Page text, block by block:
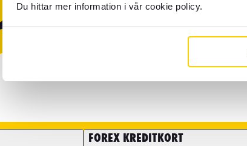
Du hittar mer information i vår cookie policy.
+46 771 22 22 21
FOREX KREDITKORT